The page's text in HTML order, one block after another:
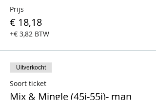
Prijs
€ 18,18
+€ 3,82 BTW
Uitverkocht
Soort ticket
Mix & Mingle (45j-55j)- man